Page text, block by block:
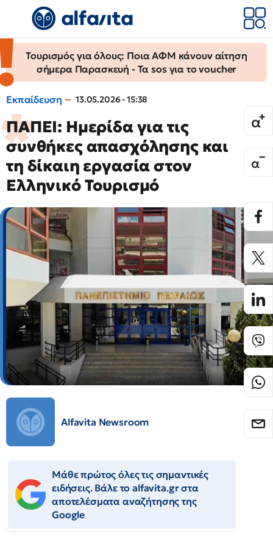
Τουρισμός για όλους: Ποια ΑΦΜ κάνουν αίτηση
σήμερα Παρασκευή - Τα sos για το voucher
Εκπαίδευση 13.05.2026 - 15:38
ΠΑΠΕΙ: Ημερίδα για τις
συνθήκες απασχόλησης και
τη δίκαιη εργασία στον
Ελληνικό Τουρισμό
Alfavita Newsroom
Μάθε πρώτος όλες τις σημαντικές
ειδήσεις. Βάλε το alfavita.gr στα
αποτελέσματα αναζήτησης της
Google